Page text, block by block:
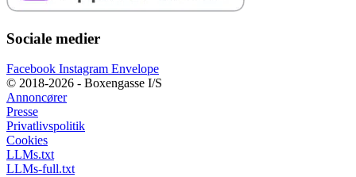
Sociale medier
Facebook Instagram Envelope
© 2018-2026 - Boxengasse I/S
Annoncører
Presse
Privatlivspolitik
Cookies
LLMs.txt
LLMs-full.txt